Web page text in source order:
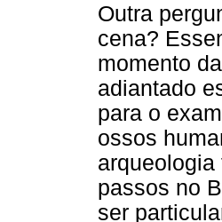
Outra
cena?
momento
adiantado
para o
ossos
passos no
ser